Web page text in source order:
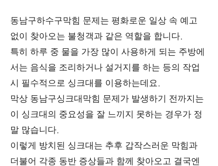
동남구하수구막힘 문제는 평화로운 일상 속 예고
없이 찾아오는 불청객과 같은 역할을 합니다.
특히 하루 중 물을 가장 많이 사용하게 되는 주방에
서는 음식을 조리하거나 설거지를 하는 등의 작업
시 필수적으로 싱크대를 이용하는데요.
막상 동남구싱크대막힘 문제가 발생하기 전까지는
이 싱크대의 중요성을 잘 느끼지 못하는 경우가 정
말 많습니다.
이렇게 방치된 싱크대는 추후 갑작스러운 막힘과
더불어 각종 동반 증상들과 함께 찾아오고 결국엔